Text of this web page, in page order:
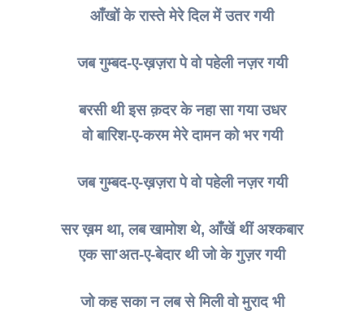
आँखों के रास्ते मेरे दिल में उतर गयी
जब गुम्बद-ए-ख़ज़रा पे वो पहेली नज़र गयी
बरसी थी इस क़दर के नहा सा गया उधर
वो बारिश-ए-करम मेरे दामन को भर गयी
जब गुम्बद-ए-ख़ज़रा पे वो पहेली नज़र गयी
सर ख़म था, लब खामोश थे, आँखें थीं अश्कबार
एक सा'अत-ए-बेदार थी जो के गुज़र गयी
जो कह सका न लब से मिली वो मुराद भी